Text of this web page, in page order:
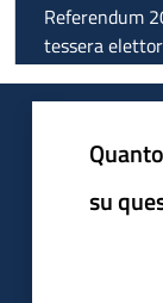
Referendum
tessera
su